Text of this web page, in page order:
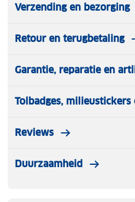
Verzending en bezorging
Retour en terugbetaling
Garantie, reparatie en
Tolbadges,
Reviews
Duurzaamheid